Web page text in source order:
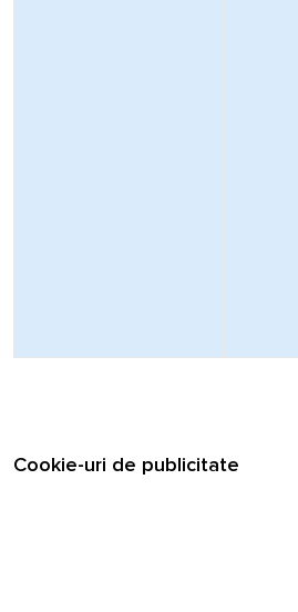
Cookie-uri de publicitate